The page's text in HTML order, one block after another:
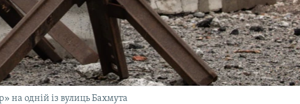
на одній із вулиць Бахмута